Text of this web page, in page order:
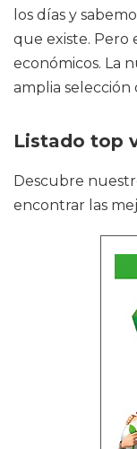
los días y
que existe. Pero
económicos. La
amplia
Listado top
Descubre
encontrar las